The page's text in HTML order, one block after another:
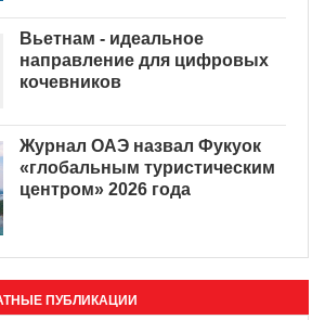
Вьетнам - идеальное
направление для цифровых
кочевников
Журнал ОАЭ назвал Фукуок
«глобальным туристическим
центром» 2026 года
ПУБЛИКАЦИИ